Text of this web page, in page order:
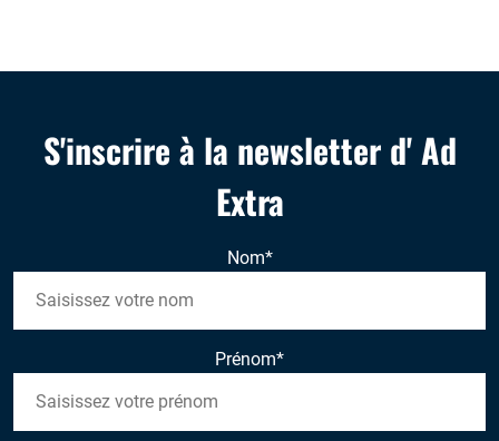
S'inscrire à la newsletter d' Ad
Extra
Nom*
Prénom*